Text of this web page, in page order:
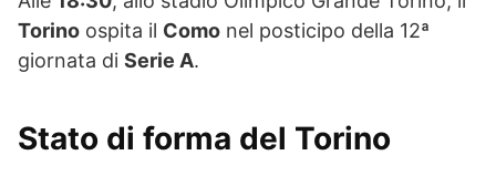
Torino ospita il Como nel posticipo della 12ª
giornata di Serie A.
Stato di forma del Torino